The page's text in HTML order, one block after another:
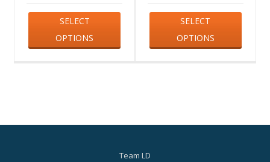
SELECT
OPTIONS
SELECT
OPTIONS
Team LD